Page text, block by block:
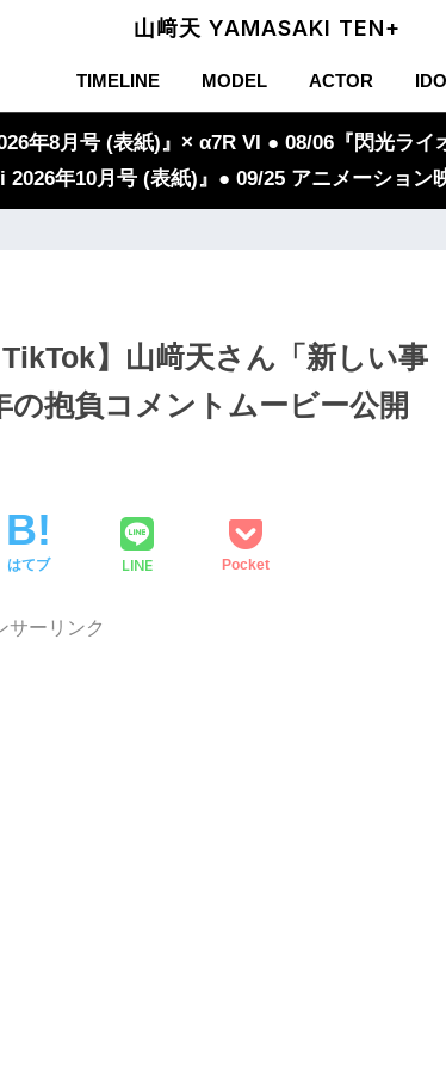
山﨑天 YAMASAKI TEN+
TIMELINE MODEL ACTOR
年8月号 (表紙)』× α7R VI ● 08/06『閃光ラ
2026年10月号 (表紙)』● 09/25 アニメーション
】山﨑天さん「新しい事
抱負コメントムービー公開
はてブ LINE Pocket
サーリンク